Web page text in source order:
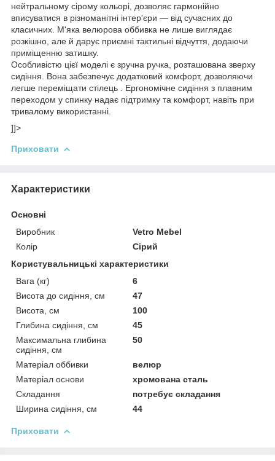
нейтральному сірому кольорі, дозволяє гармонійно
вписуватися в різноманітні інтер'єри — від сучасних до
класичних. М'яка велюрова оббивка не лише виглядає
розкішно, але й дарує приємні тактильні відчуття, додаючи
приміщенню затишку.
Особливістю цієї моделі є зручна ручка, розташована зверху
сидіння. Вона забезпечує додатковий комфорт, дозволяючи
легше переміщати стілець . Ергономічне сидіння з плавним
переходом у спинку надає підтримку та комфорт, навіть при
тривалому використанні.
]]>
Приховати
Характеристики
Основні
Виробник
Vetro Mebel
Колір
Сірий
Користувальницькі характеристики
Вага (кг)
6
Висота до сидіння, см
47
Висота, см
100
Глибина сидіння, см
45
Максимальна глибина
сидіння, см
50
Матеріал оббивки
велюр
Матеріал основи
хромована сталь
Складання
потребує складання
Ширина сидіння, см
44
Приховати